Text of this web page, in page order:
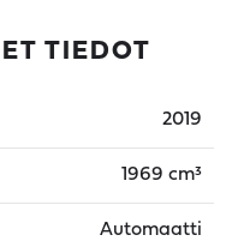
TIEDOT
2019
1969 cm³
Automaatti